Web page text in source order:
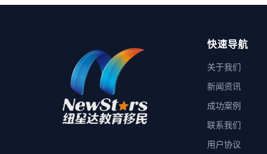
快速导航
关于我们
新闻资讯
成功案例
联系我们
用户协议